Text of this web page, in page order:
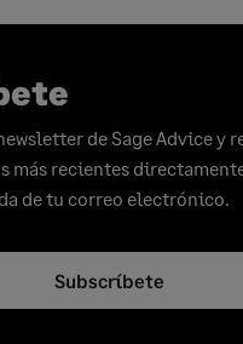
de Sage Advice y
más recientes
de tu correo electrónico.
Subscríbete